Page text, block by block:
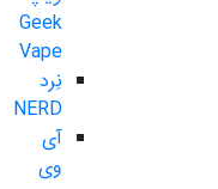
Geek
Vape
نِرد
NERD
آی
وی